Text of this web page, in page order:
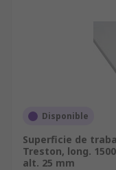
Disponible
Superficie de
Treston, long.
alt. 25 mm